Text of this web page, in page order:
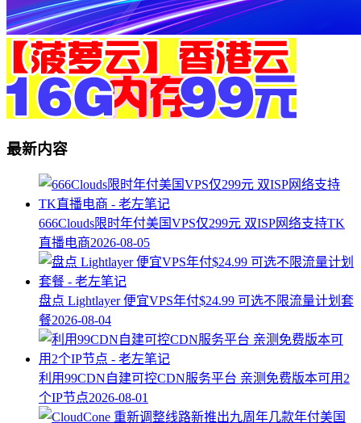
最新内容
666Clouds限时年付美国VPS仅299元 双ISP网络支持TK
直播电商2026-08-05
盘点 Lightlayer 便宜VPS年付$24.99 可选不限流量计划套
餐2026-08-04
利用99CDN自建可控CDN服务平台 亲测免费版本可用2
个IP节点2026-08-01